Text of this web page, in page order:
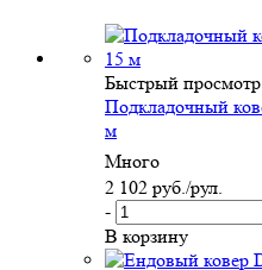
Быстрый просмотр
Подкладочный
м
Много
2 102 руб. /рул.
-
В корзину